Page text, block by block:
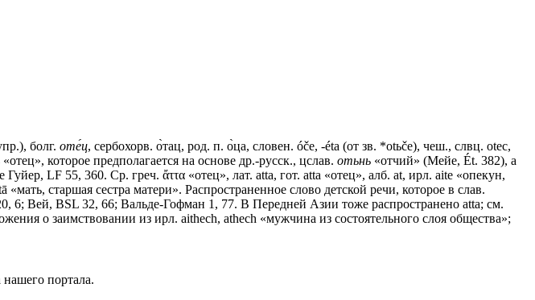
болг. оте́ц, сербохорв. о̀тац, род. п. о̀ца, словен. óčе, -étа (от зв. *оtьčе), чеш., слвц. оtес,
которое предполагается на основе др.-русск., цслав. отьнь «отчий» (Мейе, Ét. 382), а
LF 55, 360. Ср. греч. ἄττα «отец», лат. аttа, гот. atta «отец», алб. аt, ирл. aite «опекун,
старшая сестра матери». Распространенное слово детской речи, которое в слав.
Вей, ВSL 32, 66; Вальде-Гофман 1, 77. В Передней Азии тоже распространено аttа; см.
о заимствовании из ирл. aithech, аthесh «мужчина из состоятельного слоя общества»;
нашего портала.